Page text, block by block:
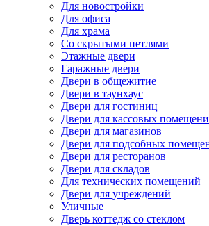
Для новостройки
Для офиса
Для храма
Со скрытыми петлями
Этажные двери
Гаражные двери
Двери в общежитие
Двери в таунхаус
Двери для гостиниц
Двери для кассовых
Двери для магазинов
Двери для подсобных
Двери для ресторанов
Двери для складов
Для технических помещений
Двери для учреждений
Уличные
Дверь коттедж со стеклом